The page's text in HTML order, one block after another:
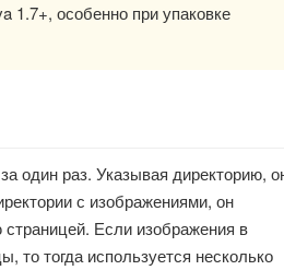
1.7+, особенно при упаковке
один раз. Указывая директорию,
с изображениями, он
Если изображения в
то тогда используется несколько